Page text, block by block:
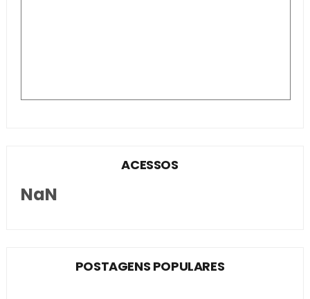
ACESSOS
NaN
POSTAGENS POPULARES